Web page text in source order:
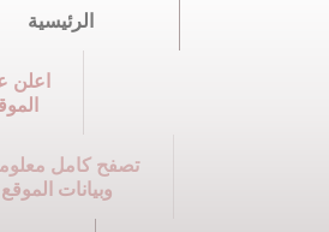
الرئيسية
اعلن
تصفح كامل
وبيانات الموقع